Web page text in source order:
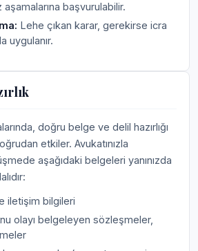
başvurulabilir.
Lehe çıkan karar, gerekirse icra
uygulanır.
doğru belge ve delil hazırlığı
etkiler. Avukatınızla
aşağıdaki belgeleri yanınızda
iletişim bilgileri
olayı belgeleyen sözleşmeler,